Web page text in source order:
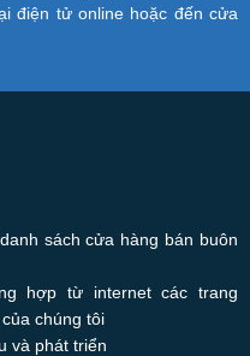
điện tử online hoặc đến cửa
sách cửa hàng bán buôn
hợp từ internet các trang
chúng tôi
và phát triển